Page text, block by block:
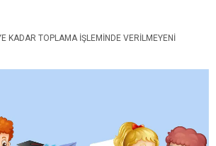
KADAR TOPLAMA İŞLEMINDE VERILMEYENI